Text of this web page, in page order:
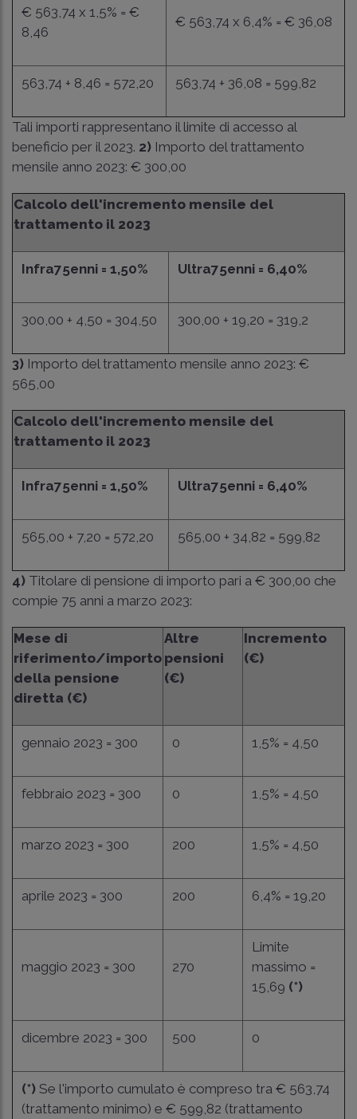
€ 563,74 x 1,5% = €
8,46
€ 563,74 x 6,4% = € 36,08
563,74 + 8,46 = 572,20 563,74 + 36,08 = 599,82
Tali importi rappresentano il limite di accesso al
beneficio per il 2023. 2) Importo del trattamento
mensile anno 2023: € 300,00
Calcolo dell'incremento mensile del
trattamento il 2023
Infra75enni = 1,50% Ultra75enni = 6,40%
300,00 + 4,50 = 304,50 300,00 + 19,20 = 319,2
3) Importo del trattamento mensile anno 2023: €
565,00
Calcolo dell'incremento mensile del
trattamento il 2023
Infra75enni = 1,50% Ultra75enni = 6,40%
565,00 + 7,20 = 572,20 565,00 + 34,82 = 599,82
4) Titolare di pensione di importo pari a € 300,00 che
compie 75 anni a marzo 2023:
Mese di
riferimento/importo
della pensione
diretta (€)
Altre
pensioni
(€)
Incremento
(€)
gennaio 2023 = 300 0 1,5% = 4,50
febbraio 2023 = 300 0 1,5% = 4,50
marzo 2023 = 300 200 1,5% = 4,50
aprile 2023 = 300 200 6,4% = 19,20
maggio 2023 = 300 270
Limite
massimo =
15,69 (*)
dicembre 2023 = 300 500 0
(*) Se l'importo cumulato è compreso tra € 563,74
(trattamento minimo) e € 599,82 (trattamento